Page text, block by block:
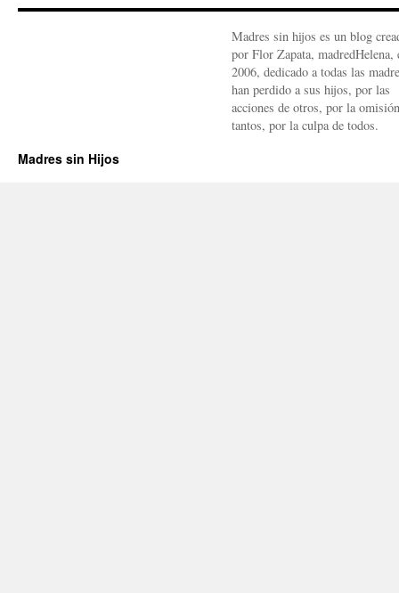
Madres sin hijos es un blog
por Flor Zapata, madredHelena,
2006, dedicado a todas las
han perdido a sus hijos, por las
acciones de otros, por la
tantos, por la culpa de todos.
Madres sin Hijos